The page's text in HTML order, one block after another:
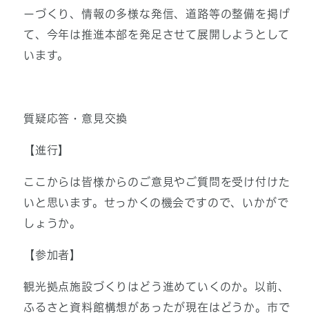
ーづくり、情報の多様な発信、道路等の整備を掲げ
て、今年は推進本部を発足させて展開しようとして
います。
質疑応答・意見交換
【進行】
ここからは皆様からのご意見やご質問を受け付けた
いと思います。せっかくの機会ですので、いかがで
しょうか。
【参加者】
観光拠点施設づくりはどう進めていくのか。以前、
ふるさと資料館構想があったが現在はどうか。市で